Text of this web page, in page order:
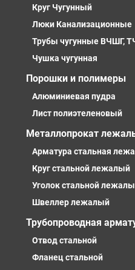
Круг Чугунный
Люки Канализационные
Трубы чугунные ВЧШГ,
Чушка чугунная
Порошки и полимеры
Алюминиевая пудра
Лист полиэтеленовый
Металлопрокат
Арматура стальная
Круг стальной лежалый
Уголок стальной
Швеллер лежалый
Трубопроводная
Отвод стальной
Фланец стальной